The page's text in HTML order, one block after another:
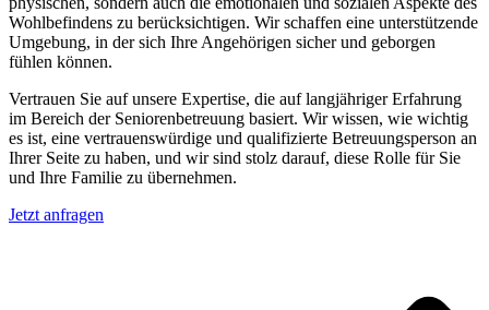
Wohlbefindens zu berücksichtigen. Wir schaffen eine unterstützende
Umgebung, in der sich Ihre Angehörigen sicher und geborgen
fühlen können.
Vertrauen Sie auf unsere Expertise, die auf langjähriger Erfahrung
im Bereich der Seniorenbetreuung basiert. Wir wissen, wie wichtig
es ist, eine vertrauenswürdige und qualifizierte Betreuungsperson an
Ihrer Seite zu haben, und wir sind stolz darauf, diese Rolle für Sie
und Ihre Familie zu übernehmen.
Jetzt anfragen